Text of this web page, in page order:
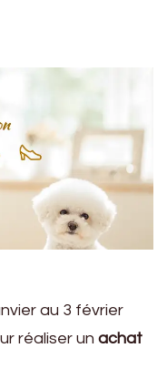
au 3 février
réaliser un achat